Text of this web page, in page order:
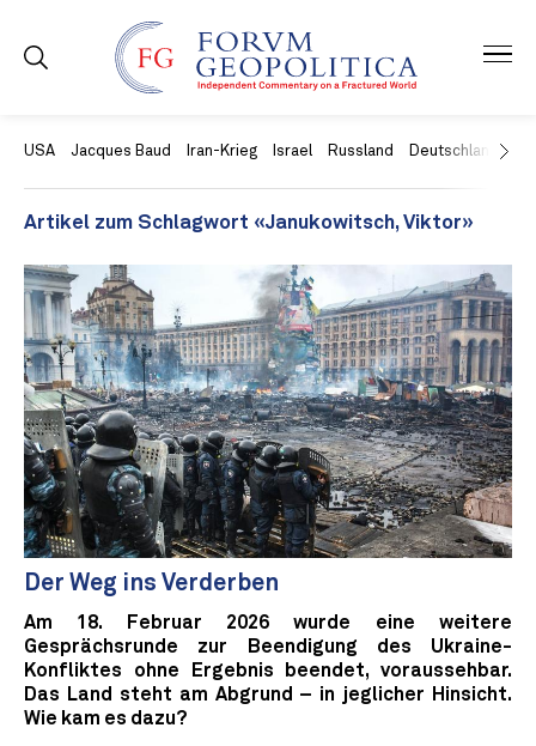
USA Jacques Baud Iran-Krieg Israel Russland Deutschland
Artikel zum Schlagwort «Janukowitsch, Viktor»
Der Weg ins Verderben
Am 18. Februar 2026 wurde eine weitere
Gesprächsrunde zur Beendigung des Ukraine-
Konfliktes ohne Ergebnis beendet, voraussehbar.
Das Land steht am Abgrund – in jeglicher Hinsicht.
Wie kam es dazu?